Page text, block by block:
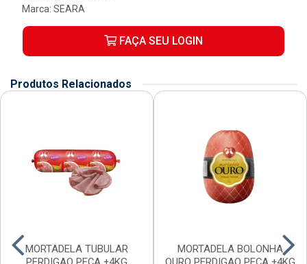
Marca: SEARA
FAÇA SEU LOGIN
Produtos Relacionados
MORTADELA TUBULAR
MORTADELA BOLONHA